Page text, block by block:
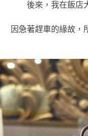
後來，我在飯店
因急著趕車的緣故，